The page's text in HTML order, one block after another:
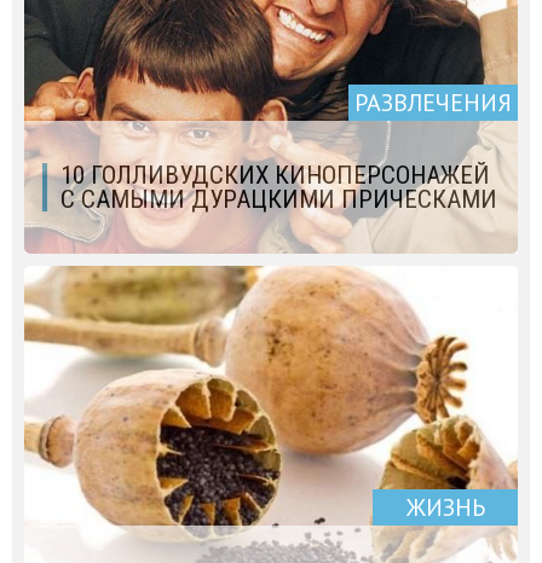
РАЗВЛЕЧЕНИЯ
10 ГОЛЛИВУДСКИХ КИНОПЕРСОНАЖЕЙ
С САМЫМИ ДУРАЦКИМИ ПРИЧЕСКАМИ
ЖИЗНЬ